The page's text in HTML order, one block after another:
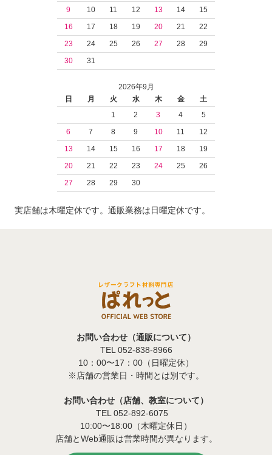
9
10 11 12 13 14
15
16
17 18 19 20 21
22
23
24 25 26 27 28
29
30
31
2026年9月
日
月 火 水 木 金
土
1
2 3 4
5
6
7 8 9 10 11
12
13
14 15 16 17 18
19
20
21 22 23 24 25
26
27
28 29 30
実店舗は木曜定休です。通販業務は日曜定休です。
お問い合わせ（通販について）
TEL 052-838-8966
10：00〜17：00（日曜定休）
※店舗の営業日・時間とは別です。
お問い合わせ（店舗、教室について）
TEL 052-892-6075
10:00〜18:00（木曜定休日）
店舗とWeb通販は営業時間が異なります。